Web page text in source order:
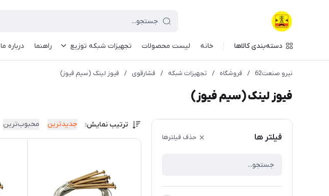
دسته‌بندی کالاها خانه لیست محصولات تجهیزات شبکه توزیع راهنما درباره ما
نیرو صنعت62 / فروشگاه / تجهیزات شبکه / فشارقوی / فیوز لینک (سیم فیوز)
فیوز لینک (سیم فیوز)
فیلتر ها حذف فیلترها
ترتیب نمایش: جدیدترین محبوب‌ترین